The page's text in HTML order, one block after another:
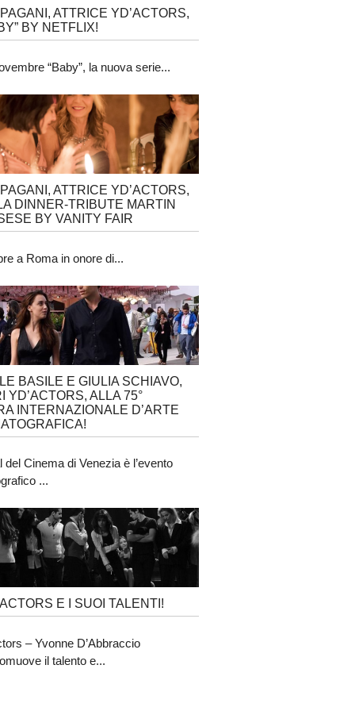
ATTRICE YD’ACTORS,
BY NETFLIX!
“Baby”, la nuova serie...
ATTRICE YD’ACTORS,
DINNER-TRIBUTE MARTIN
BY VANITY FAIR
a Roma in onore di...
BASILE E GIULIA SCHIAVO,
YD’ACTORS, ALLA 75°
INTERNAZIONALE D’ARTE
del Cinema di Venezia è l’evento
...
E I SUOI TALENTI!
– Yvonne D’Abbraccio
il talento e...